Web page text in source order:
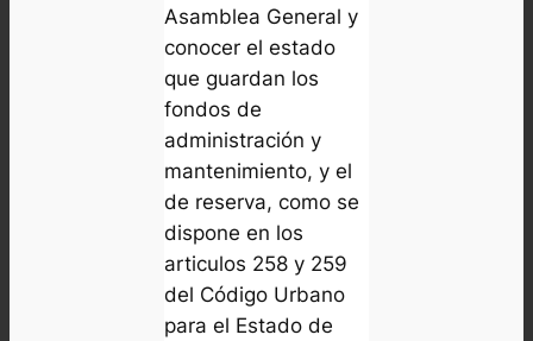
Asamblea General y
conocer el estado
que guardan los
fondos de
administración y
mantenimiento, y el
de reserva, como se
dispone en los
articulos 258 y 259
del Código Urbano
para el Estado de